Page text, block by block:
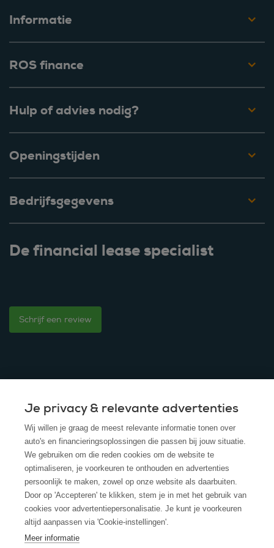
Informatie
ROS finance
Hulp of advies nodig?
Openingstijden
Bedrijfsgegevens
De financial lease specialist
Schrijf een review
© 2025 - ROS Krediet Service
Algemene Voorwaarden
Disclaimer
Privacy Policy
Cookies
Cookie policy
Je privacy & relevante advertenties
Wij willen je graag de meest relevante informatie tonen over
auto's en financieringsoplossingen die passen bij jouw situatie.
We gebruiken om die reden cookies om de website te
optimaliseren, je voorkeuren te onthouden en advertenties
persoonlijk te maken, zowel op onze website als daarbuiten.
Door op 'Accepteren' te klikken, stem je in met het gebruik van
cookies voor advertentiepersonalisatie. Je kunt je voorkeuren
altijd aanpassen via 'Cookie-instellingen'.
Meer informatie